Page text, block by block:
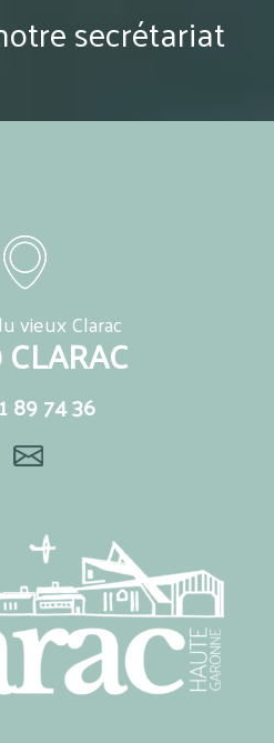
secrétariat
vieux Clarac
89 74 36